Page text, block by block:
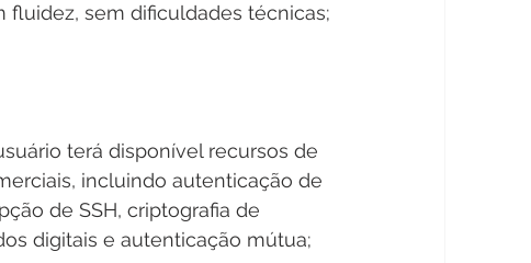
sem dificuldades técnicas;
terá disponível recursos de
incluindo autenticação de
de SSH, criptografia de
digitais e autenticação mútua;